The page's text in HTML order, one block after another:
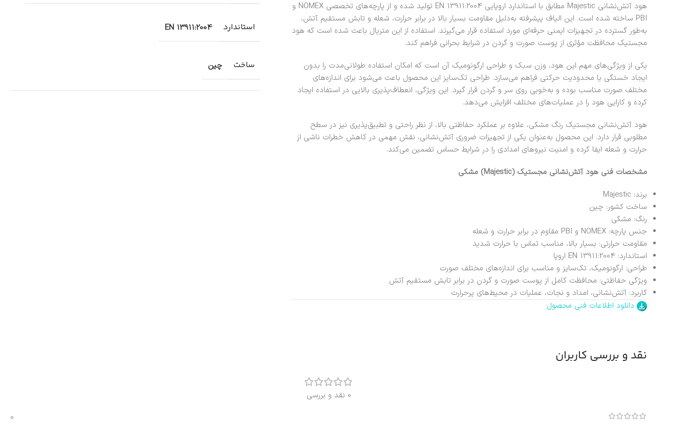
هود آتش‌نشانی Majestic مطابق با استاندارد اروپایی EN 13911:2004 تولید شده و از پارچه‌های تخصصی NOMEX و
PBI ساخته شده است. این الیاف پیشرفته به‌دلیل مقاومت بسیار بالا در برابر حرارت، شعله و تابش مستقیم آتش،
به‌طور گسترده در تجهیزات ایمنی حرفه‌ای مورد استفاده قرار می‌گیرند. استفاده از این متریال باعث شده است که هود
مجستیک محافظت مؤثری از پوست صورت و گردن در شرایط بحرانی فراهم کند.
یکی از ویژگی‌های مهم این هود، وزن سبک و طراحی ارگونومیک آن است که امکان استفاده طولانی‌مدت را بدون
ایجاد خستگی یا محدودیت حرکتی فراهم می‌سازد. طراحی تک‌سایز این محصول باعث می‌شود برای اندازه‌های
مختلف صورت مناسب بوده و به‌خوبی روی سر و گردن قرار گیرد. این ویژگی، انعطاف‌پذیری بالایی در استفاده ایجاد
کرده و کارایی هود را در عملیات‌های مختلف افزایش می‌دهد.
هود آتش‌نشانی مجستیک رنگ مشکی، علاوه بر عملکرد حفاظتی بالا، از نظر راحتی و تطبیق‌پذیری نیز در سطح
مطلوبی قرار دارد. این محصول به‌عنوان یکی از تجهیزات ضروری آتش‌نشانی، نقش مهمی در کاهش خطرات ناشی از
حرارت و شعله ایفا کرده و امنیت نیروهای امدادی را در شرایط حساس تضمین می‌کند.
مشخصات فنی هود آتش‌نشانی مجستیک (Majestic) مشکی
برند: Majestic
ساخت کشور: چین
رنگ: مشکی
جنس پارچه: NOMEX و PBI مقاوم در برابر حرارت و شعله
مقاومت حرارتی: بسیار بالا، مناسب تماس با حرارت شدید
استاندارد: EN 13911:2004 اروپا
طراحی: ارگونومیک، تک‌سایز و مناسب برای اندازه‌های مختلف صورت
ویژگی حفاظتی: محافظت کامل از پوست صورت و گردن در برابر تابش مستقیم آتش
کاربرد: آتش‌نشانی، امداد و نجات، عملیات در محیط‌های پرحرارت
دانلود اطلاعات فنی محصول
استاندارد EN 13911:2004
ساخت چین
نقد و بررسی کاربران
0 نقد و بررسی
0